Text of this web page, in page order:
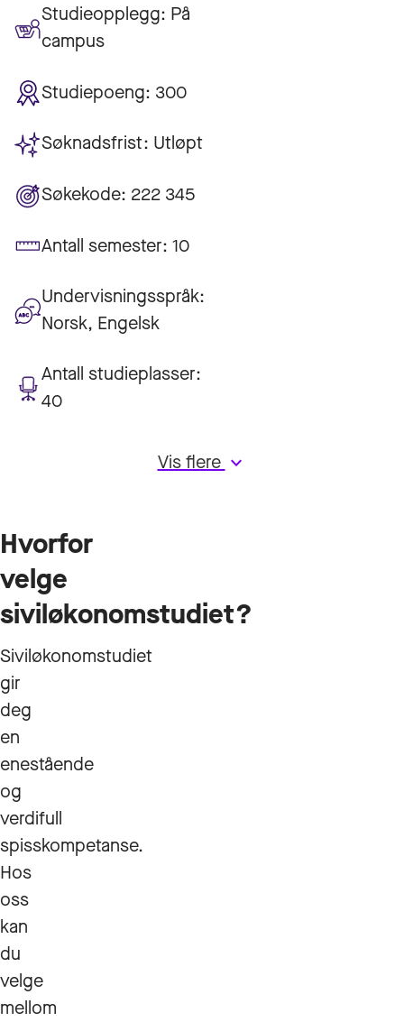
Studieopplegg: På
campus
Studiepoeng: 300
Søknadsfrist: Utløpt
Søkekode: 222 345
Antall semester: 10
Undervisningsspråk:
Norsk, Engelsk
Antall studieplasser:
40
Vis flerekeyboard_arrow_down
Hvorfor
velge
siviløkonomstudiet?
Siviløkonomstudiet
gir
deg
en
enestående
og
verdifull
spisskompetanse.
Hos
oss
kan
du
velge
mellom